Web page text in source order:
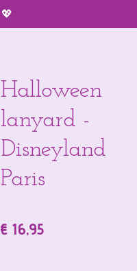
Halloween
lanyard -
Disneyland
Paris
€ 16,95